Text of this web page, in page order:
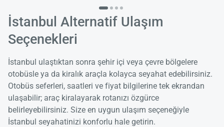
İstanbul Alternatif Ulaşım
Seçenekleri
İstanbul ulaştıktan sonra şehir içi veya çevre bölgelere
otobüsle ya da kiralık araçla kolayca seyahat edebilirsiniz.
Otobüs seferleri, saatleri ve fiyat bilgilerine tek ekrandan
ulaşabilir; araç kiralayarak rotanızı özgürce
belirleyebilirsiniz. Size en uygun ulaşım seçeneğiyle
İstanbul seyahatinizi konforlu hale getirin.